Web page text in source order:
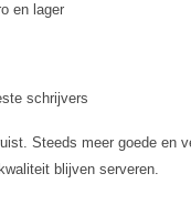
en lager
schrijvers
Steeds meer goede en
blijven serveren.